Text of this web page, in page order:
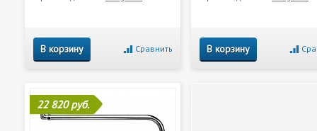
В корзину Сравнить В корзину
22 820 руб.